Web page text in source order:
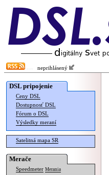
neprihlásený
DSL pripojenie
Ceny DSL
Dostupnosť DSL
Fórum o DSL
Výsledky meraní
Satelitná mapa SR
Merače
Speedmeter Merania